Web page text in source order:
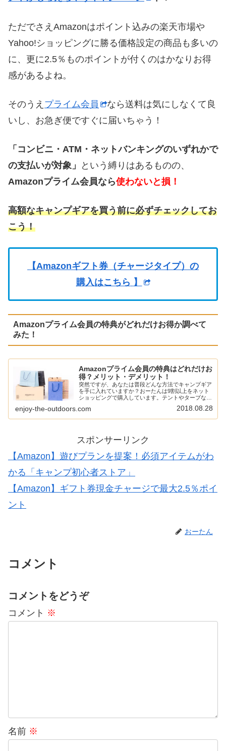
ただでさえAmazonはポイント込みの楽天市場や
Yahoo!ショッピングに勝る価格設定の商品も多いの
に、更に2.5％ものポイントが付くのはかなりお得
感があるよね。
そのうえ プライム会員
なら送料は気にしなくて良
いし、お急ぎ便ですぐに届いちゃう！
「コンビニ・ATM・ネットバンキングのいずれかで
の支払いが対象」
という縛りはあるものの、
Amazonプライム会員なら使わないと損！
高額なキャンプギアを買う前に必ずチェックしてお
こう！
【Amazonギフト券（チャージタイプ）の
購入はこちら 】
Amazonプライム会員の特典がどれだけお得か調べて
みた！
Amazonプライム会員の特典はどれだけお
得？メリット・デメリット！
突然ですが、あなたは普段どんな方法でキャンプギア
を手に入れていますか？おーたんは9割以上をネット
ショッピングで購入しています。テントやタープなん
かは実店舗に置いてないなんてことも結構あるし、そ
うなるとネットショッピングに頼らざるを得ない。
と…
enjoy-the-outdoors.com 2018.08.28
スポンサーリンク
【Amazon】遊びプランを提案！必須アイテムがわ
かる「キャンプ初心者ストア」
【Amazon】ギフト券現金チャージで最大2.5％ポイ
ント
おーたん
コメント
コメントをどうぞ
コメント ※
名前 ※